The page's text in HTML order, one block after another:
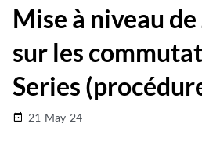
Mise à niveau de
sur les
Series
date_range 21-May-24